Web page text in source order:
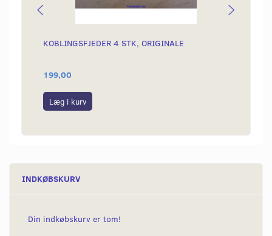
KOBLINGSFJEDER 4 STK, ORIGINALE
199,00
Læg i kurv
INDKØBSKURV
Din indkøbskurv er tom!